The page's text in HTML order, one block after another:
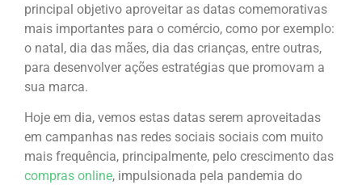
principal objetivo aproveitar as datas comemorativas
mais importantes para o comércio, como por exemplo:
o natal, dia das mães, dia das crianças, entre outras,
para desenvolver ações estratégias que promovam a
sua marca.
Hoje em dia, vemos estas datas serem aproveitadas
em campanhas nas redes sociais sociais com muito
mais frequência, principalmente, pelo crescimento das
compras online, impulsionada pela pandemia do